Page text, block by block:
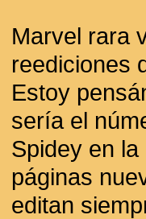
Marvel rara
reediciones
Estoy
sería el
Spidey en
páginas
editan